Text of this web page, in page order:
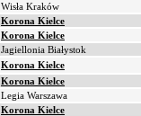
Wisła Kraków
Korona Kielce
Korona Kielce
Jagiellonia Białystok
Korona Kielce
Korona Kielce
Legia Warszawa
Korona Kielce